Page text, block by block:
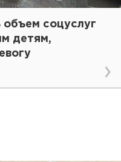
объем соцуслуг
детям,